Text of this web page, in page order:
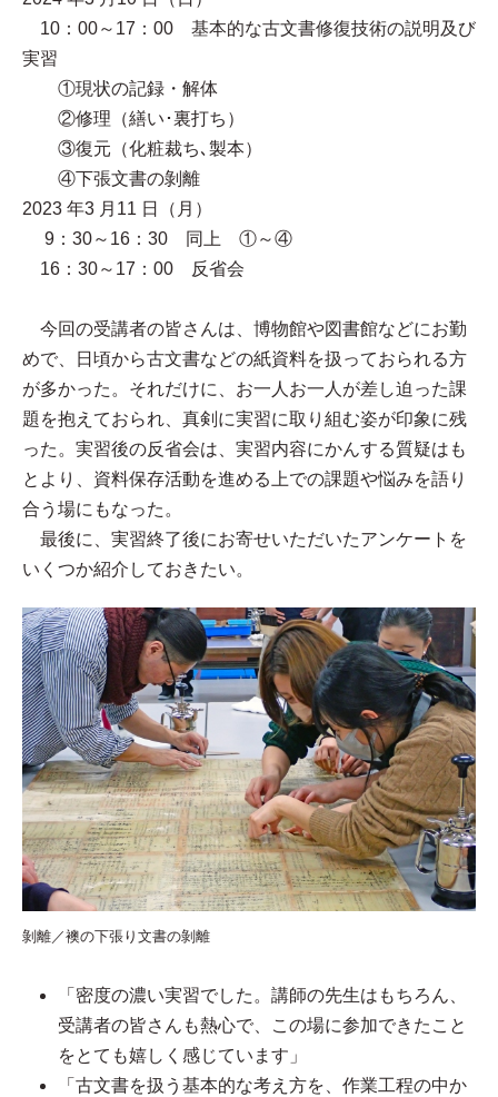
剝離／襖の下張り文書の剝離
10：00～17：00 基本的な古文書修復技術の説明及び
実習
①現状の記録・解体
②修理（繕い･裏打ち）
③復元（化粧裁ち､製本）
④下張文書の剝離
2023 年3 月11 日（月）
9：30～16：30 同上 ①～④
16：30～17：00 反省会
今回の受講者の皆さんは、博物館や図書館などにお勤
めで、日頃から古文書などの紙資料を扱っておられる方
が多かった。それだけに、お一人お一人が差し迫った課
題を抱えておられ、真剣に実習に取り組む姿が印象に残
った。実習後の反省会は、実習内容にかんする質疑はも
とより、資料保存活動を進める上での課題や悩みを語り
合う場にもなった。
最後に、実習終了後にお寄せいただいたアンケートを
いくつか紹介しておきたい。
「密度の濃い実習でした。講師の先生はもちろん、
受講者の皆さんも熱心で、この場に参加できたこと
をとても嬉しく感じています」
「古文書を扱う基本的な考え方を、作業工程の中か